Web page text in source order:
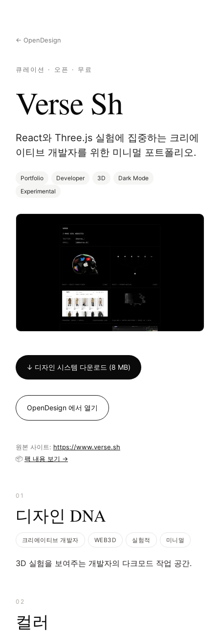
← OpenDesign
큐레이션 · 오픈 · 무료
Verse Sh
React와 Three.js 실험에 집중하는 크리에
이티브 개발자를 위한 미니멀 포트폴리오.
Portfolio Developer 3D
Dark Mode
Experimental
↓ 디자인 시스템 다운로드 (8 MB)
OpenDesign 에서 열기
원본 사이트: https://www.verse.sh
📦 팩 내용 보기 →
01
디자인 DNA
크리에이티브 개발자 WEB3D 실험적 미니멀
3D 실험을 보여주는 개발자의 다크모드 작업 공간.
02
컬러